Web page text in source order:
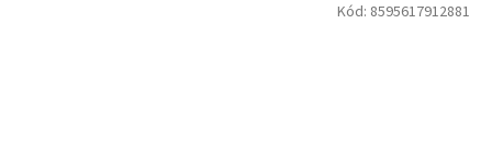
Kód: 8595617912881